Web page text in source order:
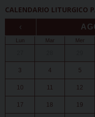
CALENDARIO LITURGICO
‹
Lun Mar Mer
3 4 5
10 11 12
17 18 19